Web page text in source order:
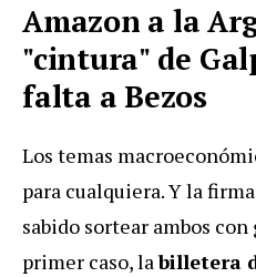
Amazon a la
"cintura" de
falta a Bezos
Los temas
para cualquiera. Y la
sabido sortear ambos
primer caso, labilletera